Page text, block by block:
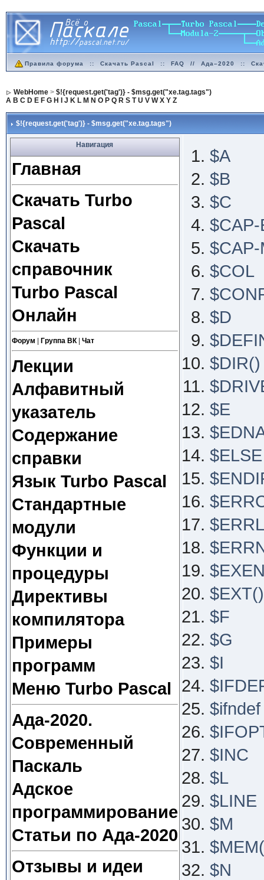
Правила форума :: Скачать Pascal :: FAQ // Ада–2020 ::
WebHome> $!{request.get('tag')} - $msg.get("xe.tag.tags")
A B C D E F G H J K L M N O P Q R S T U V W X Y Z
$!{request.get('tag')} - $msg.get("xe.tag.tags")
Навигация
Главная
Скачать Turbo
Pascal
Скачать
справочник
Turbo Pascal
Онлайн
Форум Группа ВК| Чат
Лекции
Алфавитный
указатель
Содержание
справки
Язык Turbo Pascal
Стандартные
модули
Функции и
процедуры
Директивы
компилятора
Примеры
программ
Меню Turbo Pascal
Ада-2020.
Современный
Паскаль
Адское
программирование
Статьи по Ада-2020
Отзывы и идеи
$A
$B
$C
$COL
$D
$DIR()
$E
$ELSE
$EXT()
$F
$G
$I
$ifndef
$INC
$L
$LINE
$M
$N